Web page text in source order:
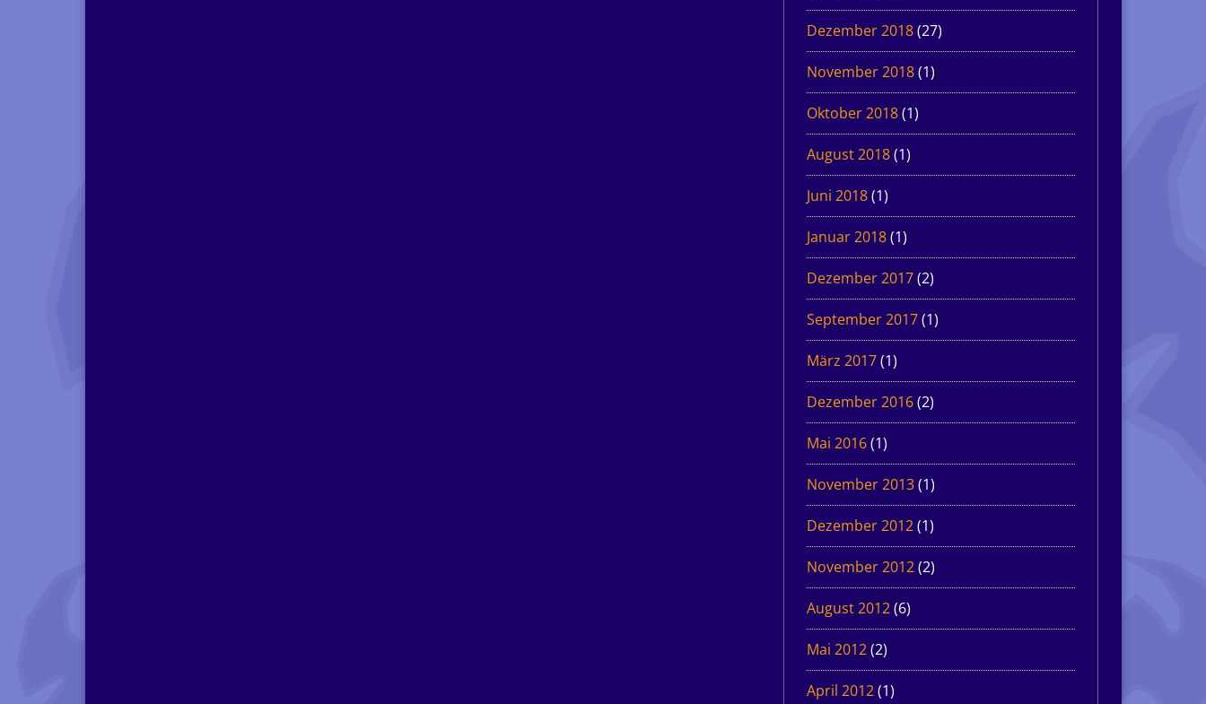
Dezember 2018(27)
November 2018(1)
Oktober 2018(1)
August 2018(1)
Juni 2018(1)
Januar 2018(1)
Dezember 2017(2)
September 2017(1)
März 2017(1)
Dezember 2016(2)
Mai 2016(1)
November 2013(1)
Dezember 2012(1)
November 2012(2)
August 2012(6)
Mai 2012(2)
April 2012(1)